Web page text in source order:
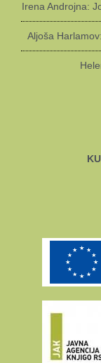
Irena Androjna:
Aljoša